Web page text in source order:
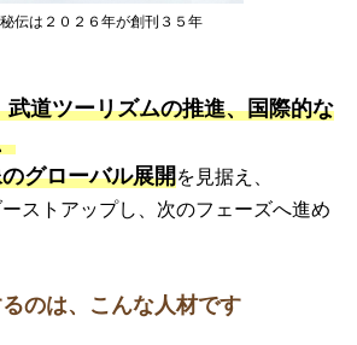
伝は２０２６年が創刊３５年
武道ツーリズムの推進、国際的な
グローバル展開を見据え、
ストアップし、次のフェーズへ進め
のは、こんな人材です